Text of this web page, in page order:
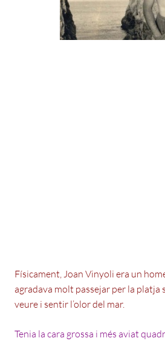
Físicament, Joan Vinyoli era un
agradava molt passejar per la platja
veure i sentir l’olor del mar.
Tenia la cara grossa i més aviat